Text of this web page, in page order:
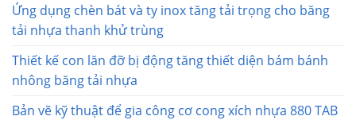
Ứng dụng chèn bát và ty inox tăng tải trọng cho băng
tải nhựa thanh khử trùng
Thiết kế con lăn đỡ bị động tăng thiết diện bám bánh
nhông băng tải nhựa
Bản vẽ kỹ thuật để gia công cơ cong xích nhựa 880 TAB